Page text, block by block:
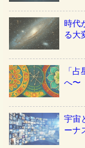
時代
る大
「
へ〜
宇宙
ーナ